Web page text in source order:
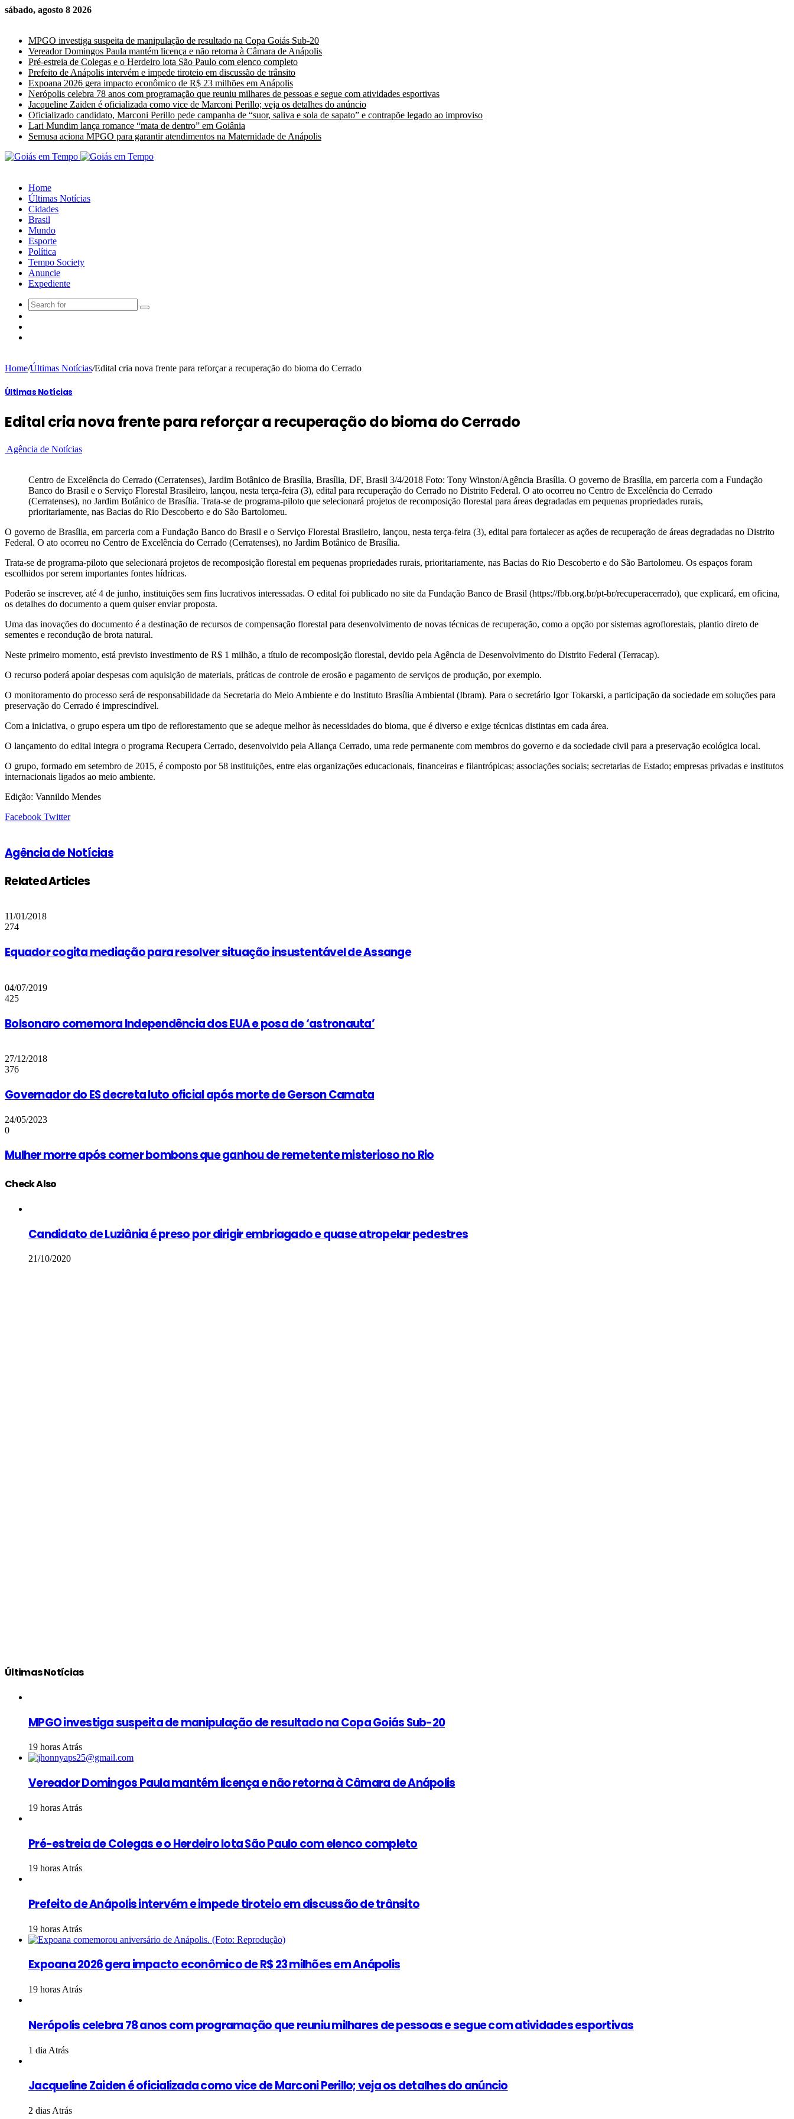
sábado, agosto 8 2026
MPGO investiga suspeita de manipulação de resultado na Copa Goiás Sub-20
Vereador Domingos Paula mantém licença e não retorna à Câmara de Anápolis
Pré-estreia de Colegas e o Herdeiro lota São Paulo com elenco completo
Prefeito de Anápolis intervém e impede tiroteio em discussão de trânsito
Expoana 2026 gera impacto econômico de R$ 23 milhões em Anápolis
Nerópolis celebra 78 anos com programação que reuniu milhares de pessoas e segue com atividades esportivas
Jacqueline Zaiden é oficializada como vice de Marconi Perillo; veja os detalhes do anúncio
Oficializado candidato, Marconi Perillo pede campanha de “suor, saliva e sola de sapato” e contrapõe legado ao improviso
Lari Mundim lança romance “mata de dentro” em Goiânia
Semusa aciona MPGO para garantir atendimentos na Maternidade de Anápolis
Home
Últimas Notícias
Cidades
Brasil
Mundo
Esporte
Política
Tempo Society
Anuncie
Expediente
Home/Últimas Notícias/Edital cria nova frente para reforçar a recuperação do bioma do Cerrado
Últimas Notícias
Edital cria nova frente para reforçar a recuperação do bioma do Cerrado
Agência de Notícias
Centro de Excelência do Cerrado (Cerratenses), Jardim Botânico de Brasília, Brasília, DF, Brasil 3/4/2018 Foto: Tony Winston/Agência Brasília. O governo de Brasília, em parceria com a Fundação
Banco do Brasil e o Serviço Florestal Brasileiro, lançou, nesta terça-feira (3), edital para recuperação do Cerrado no Distrito Federal. O ato ocorreu no Centro de Excelência do Cerrado
(Cerratenses), no Jardim Botânico de Brasília. Trata-se de programa-piloto que selecionará projetos de recomposição florestal para áreas degradadas em pequenas propriedades rurais,
prioritariamente, nas Bacias do Rio Descoberto e do São Bartolomeu.
O governo de Brasília, em parceria com a Fundação Banco do Brasil e o Serviço Florestal Brasileiro, lançou, nesta terça-feira (3), edital para fortalecer as ações de recuperação de áreas degradadas no Distrito
Federal. O ato ocorreu no Centro de Excelência do Cerrado (Cerratenses), no Jardim Botânico de Brasília.
Trata-se de programa-piloto que selecionará projetos de recomposição florestal em pequenas propriedades rurais, prioritariamente, nas Bacias do Rio Descoberto e do São Bartolomeu. Os espaços foram
escolhidos por serem importantes fontes hídricas.
Poderão se inscrever, até 4 de junho, instituições sem fins lucrativos interessadas. O edital foi publicado no site da Fundação Banco de Brasil (https://fbb.org.br/pt-br/recuperacerrado), que explicará, em oficina,
os detalhes do documento a quem quiser enviar proposta.
Uma das inovações do documento é a destinação de recursos de compensação florestal para desenvolvimento de novas técnicas de recuperação, como a opção por sistemas agroflorestais, plantio direto de
sementes e recondução de brota natural.
Neste primeiro momento, está previsto investimento de R$ 1 milhão, a título de recomposição florestal, devido pela Agência de Desenvolvimento do Distrito Federal (Terracap).
O recurso poderá apoiar despesas com aquisição de materiais, práticas de controle de erosão e pagamento de serviços de produção, por exemplo.
O monitoramento do processo será de responsabilidade da Secretaria do Meio Ambiente e do Instituto Brasília Ambiental (Ibram). Para o secretário Igor Tokarski, a participação da sociedade em soluções para
preservação do Cerrado é imprescindível.
Com a iniciativa, o grupo espera um tipo de reflorestamento que se adeque melhor às necessidades do bioma, que é diverso e exige técnicas distintas em cada área.
O lançamento do edital integra o programa Recupera Cerrado, desenvolvido pela Aliança Cerrado, uma rede permanente com membros do governo e da sociedade civil para a preservação ecológica local.
O grupo, formado em setembro de 2015, é composto por 58 instituições, entre elas organizações educacionais, financeiras e filantrópicas; associações sociais; secretarias de Estado; empresas privadas e institutos
internacionais ligados ao meio ambiente.
Edição: Vannildo Mendes
Facebook TwitterGoogle+
LinkedIn
StumbleUpon
Tumblr
Pinterest
Reddit
VKontakte
Share
Print
Agência de Notícias
Related Articles
11/01/2018
274
Equador cogita mediação para resolver situação insustentável de Assange
04/07/2019
425
Bolsonaro comemora Independência dos EUA e posa de ‘astronauta’
27/12/2018
376
Governador do ES decreta luto oficial após morte de Gerson Camata
24/05/2023
0
Mulher morre após comer bombons que ganhou de remetente misterioso no Rio
Check Also
Close
Candidato de Luziânia é preso por dirigir embriagado e quase atropelar pedestres
21/10/2020
Últimas Notícias
MPGO investiga suspeita de manipulação de resultado na Copa Goiás Sub-20
19 horas Atrás
Vereador Domingos Paula mantém licença e não retorna à Câmara de Anápolis
19 horas Atrás
Pré-estreia de Colegas e o Herdeiro lota São Paulo com elenco completo
19 horas Atrás
Prefeito de Anápolis intervém e impede tiroteio em discussão de trânsito
19 horas Atrás
Expoana 2026 gera impacto econômico de R$ 23 milhões em Anápolis
19 horas Atrás
Nerópolis celebra 78 anos com programação que reuniu milhares de pessoas e segue com atividades esportivas
1 dia Atrás
Jacqueline Zaiden é oficializada como vice de Marconi Perillo; veja os detalhes do anúncio
2 dias Atrás